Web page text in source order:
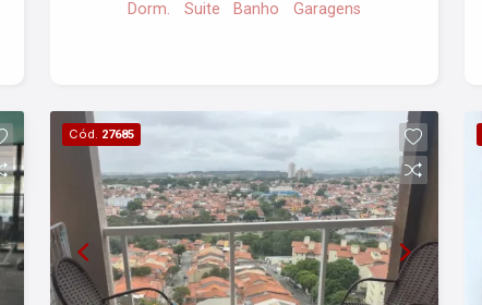
essa pode ser uma ótima opção. Para
Dorm. Suite Banho Garagens
Cód. 27685